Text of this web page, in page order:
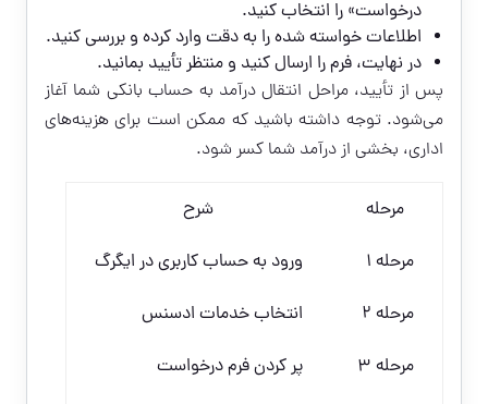
درخواست» را انتخاب کنید.
اطلاعات خواسته شده را به دقت وارد کرده و بررسی کنید.
در نهایت، فرم را ارسال کنید و منتظر تأیید بمانید.
پس از تأیید، مراحل انتقال درآمد به حساب بانکی شما آغاز
می‌شود. توجه داشته باشید که ممکن است برای هزینه‌های
اداری، بخشی از درآمد شما کسر شود.
مرحله
شرح
مرحله 1
ورود به حساب کاربری در ایگرگ
مرحله 2
انتخاب خدمات ادسنس
مرحله 3
پر کردن فرم درخواست